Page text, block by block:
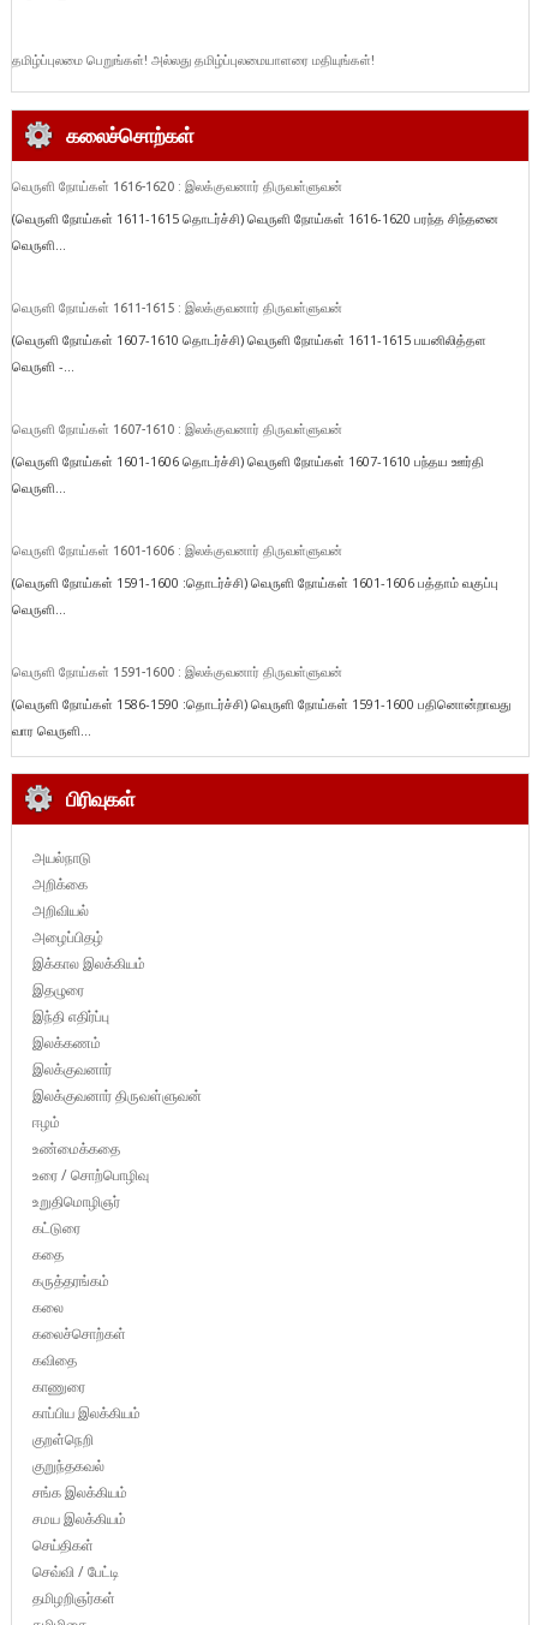
தமிழ்ப்புலமை பெறுங்கள்! அல்லது தமிழ்ப்புலமையாளரை மதியுங்கள்!
கலைச்சொற்கள்
வெருளி நோய்கள் 1616-1620 : இலக்குவனார் திருவள்ளுவன்
(வெருளி நோய்கள் 1611-1615 தொடர்ச்சி) வெருளி நோய்கள் 1616-1620 பரந்த சிந்தனை
வெருளி...
வெருளி நோய்கள் 1611-1615 : இலக்குவனார் திருவள்ளுவன்
(வெருளி நோய்கள் 1607-1610 தொடர்ச்சி) வெருளி நோய்கள் 1611-1615 பயனிலித்தள
வெருளி -...
வெருளி நோய்கள் 1607-1610 : இலக்குவனார் திருவள்ளுவன்
(வெருளி நோய்கள் 1601-1606 தொடர்ச்சி) வெருளி நோய்கள் 1607-1610 பந்தய ஊர்தி
வெருளி...
வெருளி நோய்கள் 1601-1606 : இலக்குவனார் திருவள்ளுவன்
(வெருளி நோய்கள் 1591-1600 :தொடர்ச்சி) வெருளி நோய்கள் 1601-1606 பத்தாம் வகுப்பு
வெருளி...
வெருளி நோய்கள் 1591-1600 : இலக்குவனார் திருவள்ளுவன்
(வெருளி நோய்கள் 1586-1590 :தொடர்ச்சி) வெருளி நோய்கள் 1591-1600 பதினொன்றாவது
வார வெருளி...
பிரிவுகள்
அயல்நாடு
அறிக்கை
அறிவியல்
அழைப்பிதழ்
இக்கால இலக்கியம்
இதழுரை
இந்தி எதிர்ப்பு
இலக்கணம்
இலக்குவனார்
இலக்குவனார் திருவள்ளுவன்
ஈழம்
உண்மைக்கதை
உரை / சொற்பொழிவு
உறுதிமொழிஞர்
கட்டுரை
கதை
கருத்தரங்கம்
கலை
கலைச்சொற்கள்
கவிதை
காணுரை
காப்பிய இலக்கியம்
குறள்நெறி
குறுந்தகவல்
சங்க இலக்கியம்
சமய இலக்கியம்
செய்திகள்
செவ்வி / பேட்டி
தமிழறிஞர்கள்